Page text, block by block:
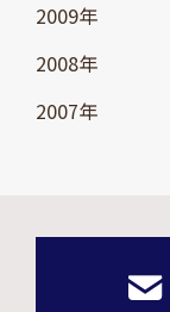
2009年
2008年
2007年